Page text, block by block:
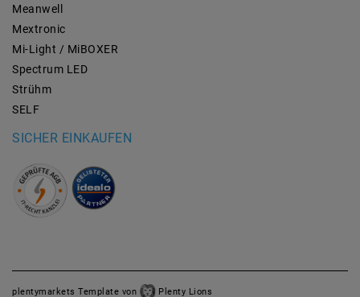
Meanwell
Mextronic
Mi-Light / MiBOXER
Spectrum LED
Strühm
SELF
SICHER EINKAUFEN
plentymarkets Template von Plenty Lions